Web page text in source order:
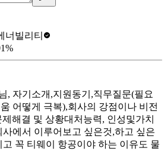
너빌리티
%
, 자기소개,지원동기,직무질문(필요
어떻게 극복),회사의 강점이나 비전
해결 및 상황대처능력, 인성및가치
사에서 이루어보고 싶은것,하고 싶은
꼭 티웨이 항공이야 하는 이유도 물